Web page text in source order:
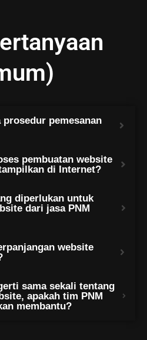
prosedur pemesanan
pembuatan website
di Internet?
diperlukan untuk
dari jasa PNM
website
sama sekali tentang
apakah tim PNM
membantu?